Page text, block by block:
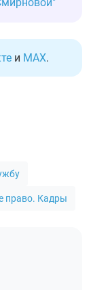
и MAX.
право. Кадры